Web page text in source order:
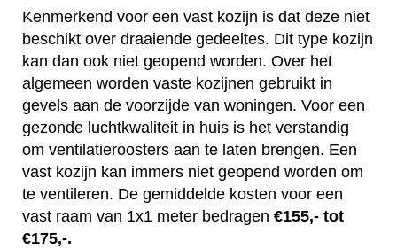
Kenmerkend voor een vast kozijn is dat deze niet
beschikt over draaiende gedeeltes. Dit type kozijn
kan dan ook niet geopend worden. Over het
algemeen worden vaste kozijnen gebruikt in
gevels aan de voorzijde van woningen. Voor een
gezonde luchtkwaliteit in huis is het verstandig
om ventilatieroosters aan te laten brengen. Een
vast kozijn kan immers niet geopend worden om
te ventileren. De gemiddelde kosten voor een
vast raam van 1x1 meter bedragen €155,- tot
€175,-.